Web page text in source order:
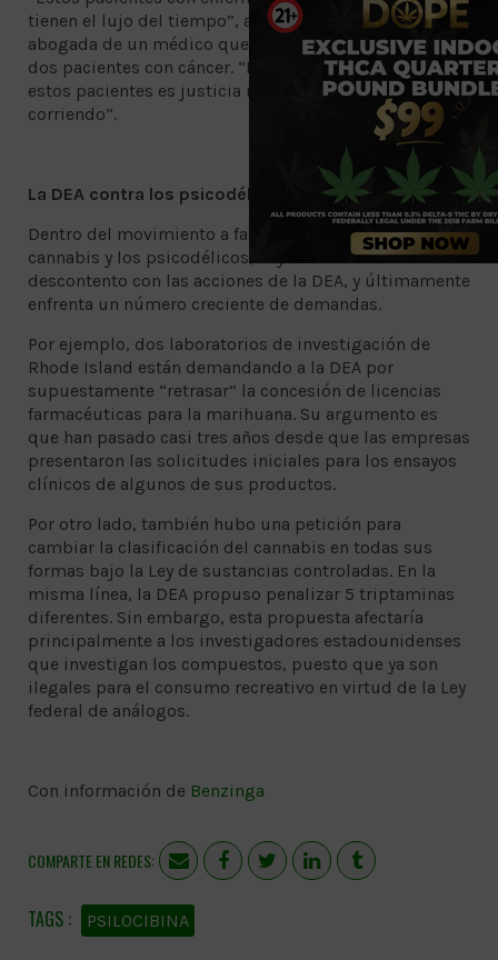
tienen el lujo del tiempo”, añadió Kathryn Tucker,
abogada de un médico que solicitó psilocibina para
dos pacientes con cáncer. “La justicia retrasada para
estos pacientes es justicia negada. El reloj está
corriendo”.
La DEA contra los psicodélicos
Dentro del movimiento a favor de la legalización del
cannabis y los psicodélicos, hay un creciente
descontento con las acciones de la DEA, y últimamente
enfrenta un número creciente de demandas.
Por ejemplo, dos laboratorios de investigación de
Rhode Island están demandando a la DEA por
supuestamente “retrasar” la concesión de licencias
farmacéuticas para la marihuana. Su argumento es
que han pasado casi tres años desde que las empresas
presentaron las solicitudes iniciales para los ensayos
clínicos de algunos de sus productos.
Por otro lado, también hubo una petición para
cambiar la clasificación del cannabis en todas sus
formas bajo la Ley de sustancias controladas. En la
misma línea, la DEA propuso penalizar 5 triptaminas
diferentes. Sin embargo, esta propuesta afectaría
principalmente a los investigadores estadounidenses
que investigan los compuestos, puesto que ya son
ilegales para el consumo recreativo en virtud de la Ley
federal de análogos.
Con información de Benzinga
COMPARTE EN REDES:
PSILOCIBINA